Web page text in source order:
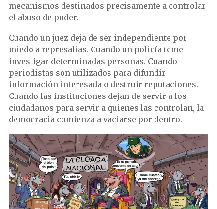
mecanismos destinados precisamente a controlar
el abuso de poder.
Cuando un juez deja de ser independiente por
miedo a represalias. Cuando un policía teme
investigar determinadas personas. Cuando
periodistas son utilizados para difundir
información interesada o destruir reputaciones.
Cuando las instituciones dejan de servir a los
ciudadanos para servir a quienes las controlan, la
democracia comienza a vaciarse por dentro.